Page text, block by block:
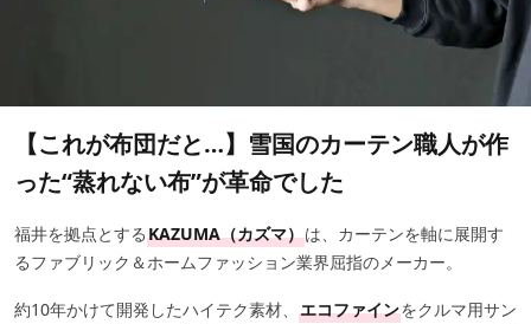
【これが布団だと…】雪国のカーテン職人が作
った“蒸れない布”が革命でした
福井を拠点とするKAZUMA（カズマ）は、カーテンを軸に展開す
るファブリック＆ホームファッション業界屈指のメーカー。
約10年かけて開発したハイテク素材、 エコファインをクルマ用サン